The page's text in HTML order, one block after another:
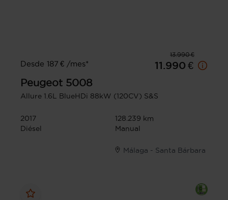
13.990 €
Desde 187 € /mes*
11.990 €
Peugeot 5008
Allure 1.6L BlueHDi 88kW (120CV) S&S
2017
128.239 km
Diésel
Manual
Málaga - Santa Bárbara